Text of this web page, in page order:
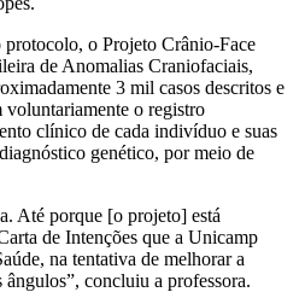
o Projeto Crânio-Face
de Anomalias Craniofaciais,
3 mil casos descritos e
voluntariamente o registro
clínico de cada indivíduo e suas
genético, por meio de
Até porque [o projeto] está
de Intenções que a Unicamp
na tentativa de melhorar a
ângulos”, concluiu a professora.